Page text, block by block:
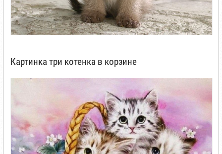
Картинка три котенка в корзине